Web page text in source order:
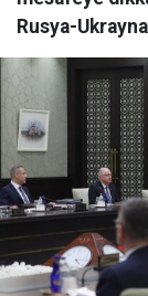
Rusya-